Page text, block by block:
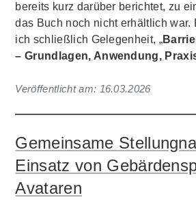
bereits kurz darüber berichtet, zu
das Buch noch nicht erhältlich war.
ich schließlich Gelegenheit, „
– Grundlagen, Anwendung,
Veröffentlicht am: 16.03.2026
Gemeinsame
Einsatz von
Avataren